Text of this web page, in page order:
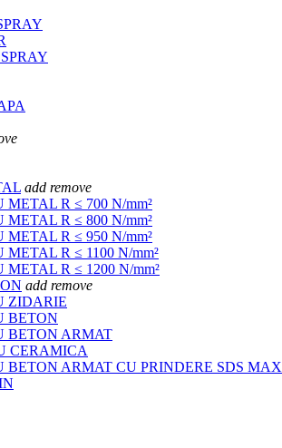
add remove
R ≤ 700 N/mm²
R ≤ 800 N/mm²
R ≤ 950 N/mm²
R ≤ 1100 N/mm²
R ≤ 1200 N/mm²
add remove
ZIDARIE
BETON
BETON ARMAT
CERAMICA
BETON ARMAT CU PRINDERE SDS MAX